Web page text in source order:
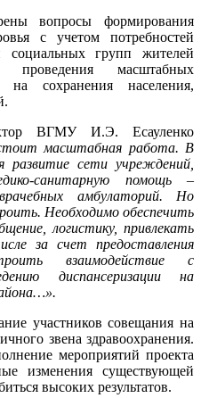
вопросы формирования
с учетом потребностей
групп жителей
масштабных
на сохранения населения,
ВГМУ И.Э. Есауленко
масштабная работа. В
развитие сети учреждений,
санитарную помощь –
амбулаторий. Но
Необходимо обеспечить
логистику, привлекать
за счет предоставления
взаимодействие с
диспансеризации на
участников совещания на
звена здравоохранения.
мероприятий проекта
изменения существующей
высоких результатов.